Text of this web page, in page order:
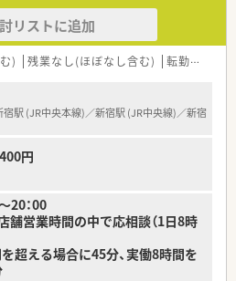
るだけなく、営業職や採用、また教育担
パスが描けるのも特長のひとつ。
に掲げる方にとって、様々なチャンスと
です。
研究開発、情報、技術、製造分野の総合
コンサルティングおよびアウトソーシン
リストに追加
) 残業なし(ほぼなし含む) 転勤なし
駅 (JR中央本線)／新宿駅 (JR中央線)／新宿
円
20：00
舗営業時間の中で応相談（1日8時
超える場合に45分、実働8時間を